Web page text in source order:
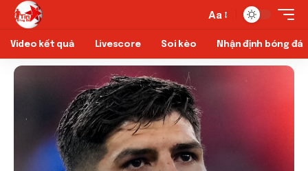
Aa
Video kết quả Livescore Soi kèo Nhận định bóng đá